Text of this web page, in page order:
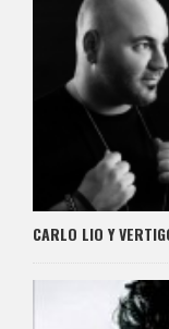
CARLO LIO Y